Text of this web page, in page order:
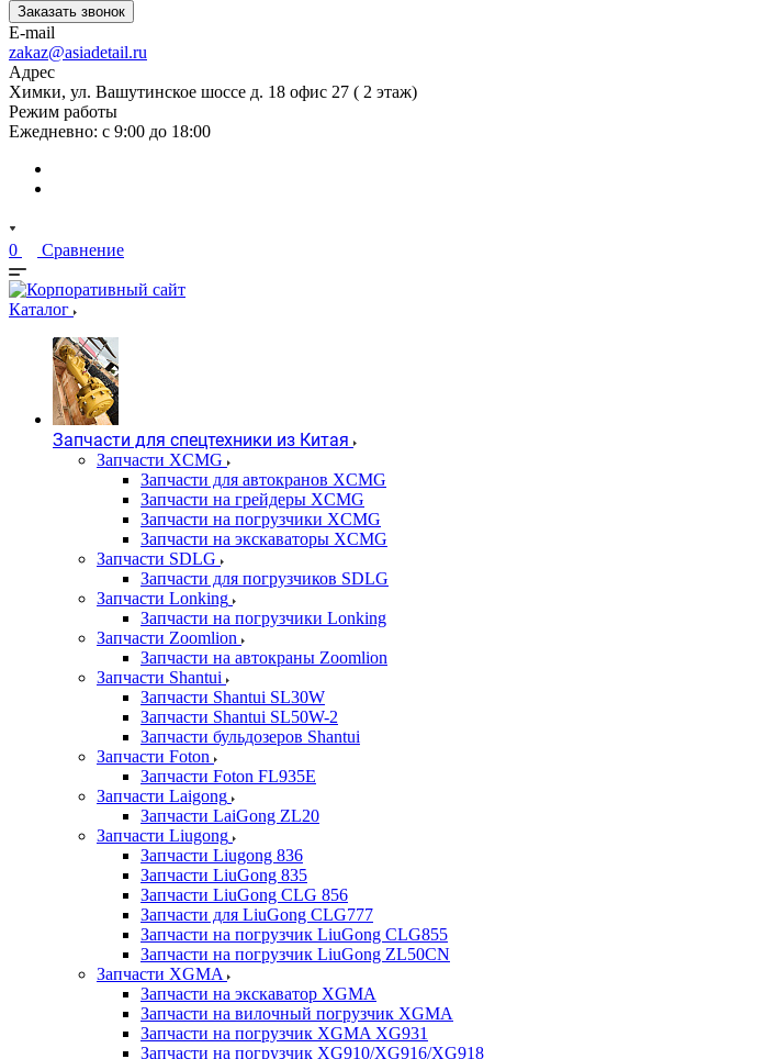
Заказать звонок
E-mail
zakaz@asiadetail.ru
Адрес
Химки, ул. Вашутинское шоссе д. 18 офис 27 ( 2 этаж)
Режим работы
Ежедневно: с 9:00 до 18:00
0 Сравнение
Каталог
Запчасти для спецтехники из Китая
Запчасти XCMG
Запчасти для автокранов XCMG
Запчасти на грейдеры XCMG
Запчасти на погрузчики XCMG
Запчасти на экскаваторы XCMG
Запчасти SDLG
Запчасти для погрузчиков SDLG
Запчасти Lonking
Запчасти на погрузчики Lonking
Запчасти Zoomlion
Запчасти на автокраны Zoomlion
Запчасти Shantui
Запчасти Shantui SL30W
Запчасти Shantui SL50W-2
Запчасти бульдозеров Shantui
Запчасти Foton
Запчасти Foton FL935E
Запчасти Laigong
Запчасти LaiGong ZL20
Запчасти Liugong
Запчасти Liugong 836
Запчасти LiuGong 835
Запчасти LiuGong CLG 856
Запчасти для LiuGong CLG777
Запчасти на погрузчик LiuGong CLG855
Запчасти на погрузчик LiuGong ZL50CN
Запчасти XGMA
Запчасти на экскаватор XGMA
Запчасти на вилочный погрузчик XGMA
Запчасти на погрузчик XGMA XG931
Запчасти на погрузчик XG910/XG916/XG918